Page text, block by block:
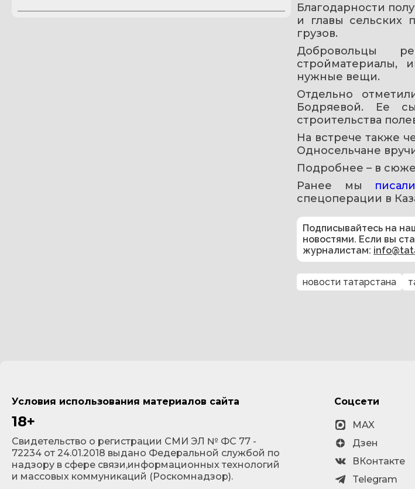
Благодарности
и главы сельских
грузов.
Добровольцы
стройматериалы,
нужные вещи.
Отдельно
Бодряевой. Ее
строительства
На встрече также
Односельчане
Подробнее – в
Ранее мы писали
спецоперации в
Подписывайтесь на
новостями. Если вы
журналистам:
новости татарстана
Условия использования материалов сайта
18+
Cвидетельство о регистрации СМИ ЭЛ № ФС 77 -
72234 от 24.01.2018 выдано Федеральной службой по
надзору в сфере связи,информационных технологий
и массовых коммуникаций (Роскомнадзор).
Соцсети
MAX
Дзен
ВКонтакте
Telegram